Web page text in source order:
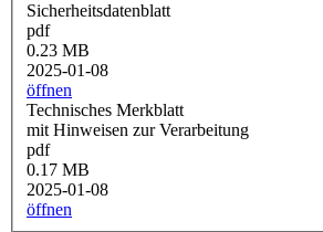
Sicherheitsdatenblatt
pdf
0.23 MB
2025-01-08
öffnen
Technisches Merkblatt
mit Hinweisen zur Verarbeitung
pdf
0.17 MB
2025-01-08
öffnen